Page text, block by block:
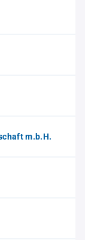
m.b.H.